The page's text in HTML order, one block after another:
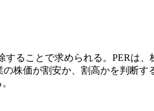
することで求められる。PERは
株価が割安か、割高かを判断す